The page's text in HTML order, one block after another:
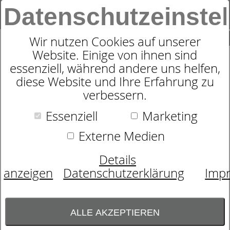
Wir nutzen Cookies auf unserer
Website. Einige von ihnen sind
essenziell, während andere uns helfen,
diese Website und Ihre Erfahrung zu
verbessern.
Essenziell
Marketing
Externe Medien
Details
anzeigen
Datenschutzerklärung
ALLE AKZEPTIEREN
SUCHE
0
FASER-KISSEN SYMPATHICA
KLIMA PLUS